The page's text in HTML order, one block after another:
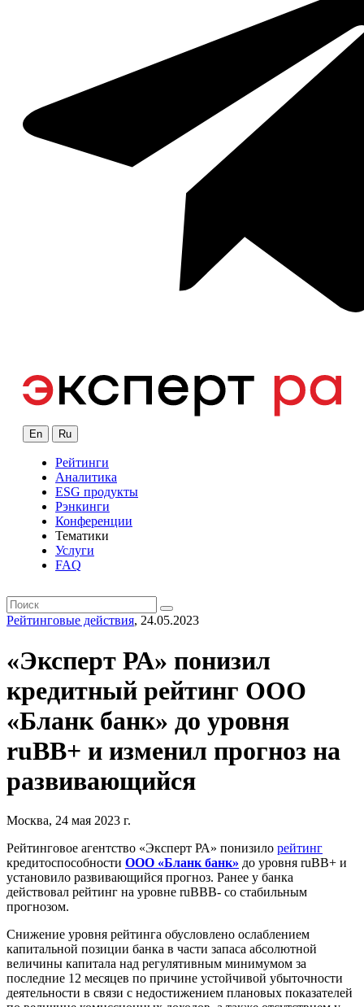
En Ru
Рейтинги
Аналитика
ESG продукты
Рэнкинги
Конференции
Тематики
Услуги
FAQ
Рейтинговые действия, 24.05.2023
«Эксперт РА» понизил
кредитный рейтинг ООО
«Бланк банк» до уровня
ruBB+ и изменил прогноз на
развивающийся
Москва, 24 мая 2023 г.
Рейтинговое агентство «Эксперт РА» понизило рейтинг
кредитоспособности ООО «Бланк банк» до уровня ruВB+ и
установило развивающийся прогноз. Ранее у банка
действовал рейтинг на уровне ruВВВ- со стабильным
прогнозом.
Снижение уровня рейтинга обусловлено ослаблением
капитальной позиции банка в части запаса абсолютной
величины капитала над регулятивным минимумом за
последние 12 месяцев по причине устойчивой убыточности
деятельности в связи с недостижением плановых показателей